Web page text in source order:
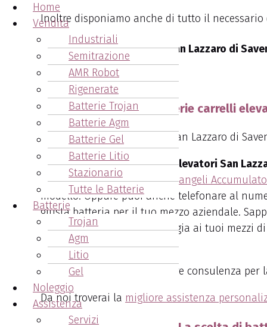
Home
Vendita
Industriali
Semitrazione
AMR Robot
Rigenerate
Batterie Trojan
Batterie Agm
Batterie Gel
Batterie Litio
Stazionario
Tutte le Batterie
Batterie
Trojan
Agm
Litio
Gel
Noleggio
Assistenza
Servizi
Inoltre disponiamo anche di tutto il necessario
Batterie carrelli elevatori San Lazzaro di
051.6271878
Come acquistare le batterie carrelli
Acquistarebatterie carrelli elevatori San
Puoi visitare il sito web diArcangeli
modello. Oppure puoi anche telefonare al
giusta batteria per il tuo mezzo aziendale.
la corretta e necessaria energia ai tuoi mezzi
Accumulatori.
Inoltre ti forniremo la migliore consulenza per
Da noi troverai la migliore assistenza